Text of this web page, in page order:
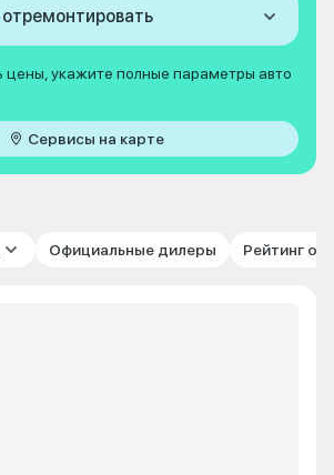
цены, укажите полные параметры авто
Сервисы на карте
Официальные дилеры Рейтинг